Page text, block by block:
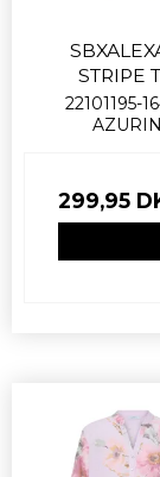
STRIPE
22101195-
299,95